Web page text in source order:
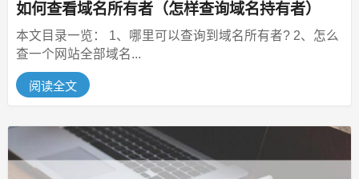
如何查看域名所有者（怎样查询域名持有者）
本文目录一览： 1、哪里可以查询到域名所有者? 2、怎么
查一个网站全部域名...
阅读全文